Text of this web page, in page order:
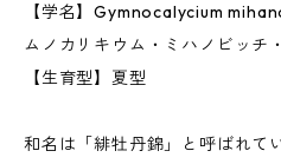
【学名】Gymnocalycium
ムノカリキウム・ミハノビッチ
【生育型】夏型
和名は「緋牡丹錦」と呼ばれて